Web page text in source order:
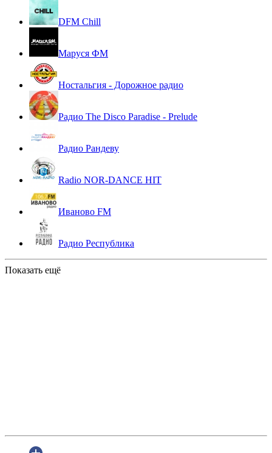
DFM Chill
Маруся ФМ
Ностальгия - Дорожное радио
Радио The Disco Paradise - Prelude
Радио Рандеву
Radio NOR-DANCE HIT
Иваново FM
Радио Республика
Показать ещё